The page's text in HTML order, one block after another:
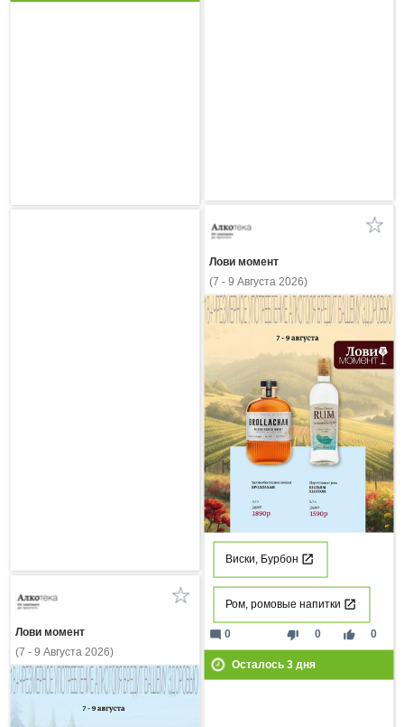
Лови момент
(7 - 9 Августа 2026)
Виски, Бурбон
Ром, ромовые напитки
thumb_down 0 thumb_up 0
mode_comment 0
Осталось 3дня
Лови момент
(7 - 9 Августа 2026)